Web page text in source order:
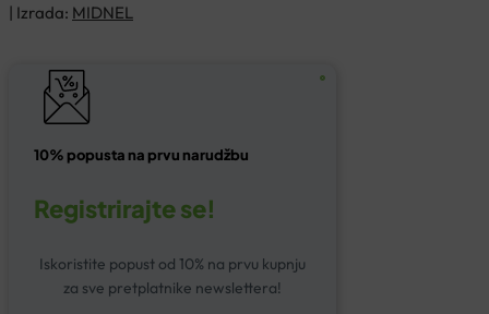
| Izrada: MIDNEL
10% popusta na prvu narudžbu
Registrirajte se!
Iskoristite popust od 10% na prvu kupnju
za sve pretplatnike newslettera!